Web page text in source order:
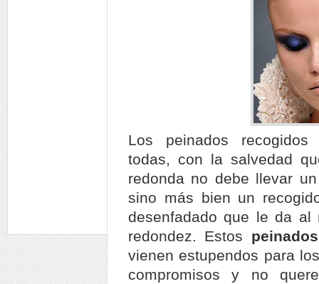
Los peinados recogidos
todas, con la salvedad
redonda no debe llevar
sino más bien un
desenfadado que le da al
redondez. Estos
vienen estupendos para
compromisos y no